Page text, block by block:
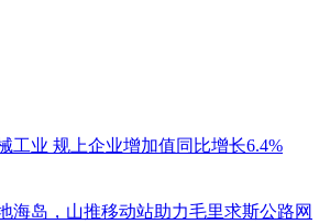
工业 规上企业增加值同比增长6.4%
海岛，山推移动站助力毛里求斯公路网